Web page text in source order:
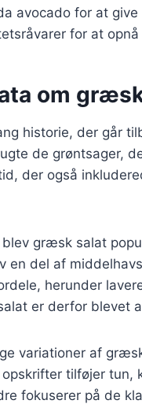
avocado for at
for at
om
historie, der går
de grøntsager,
der også
blev græsk salat
en del af
herunder
er derfor blevet
variationer af
tilføjer tun,
fokuserer på de